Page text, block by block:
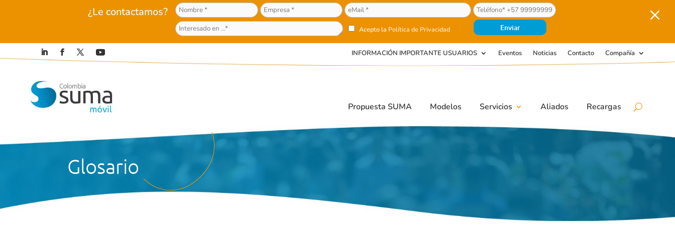
¿Le contactamos?
Acepto la Política de Privacidad
M
INFORMACIÓN IMPORTANTE USUARIOS Eventos Noticias Contacto Compañía
Propuesta SUMA Modelos Servicios Aliados Recargas
Glosario